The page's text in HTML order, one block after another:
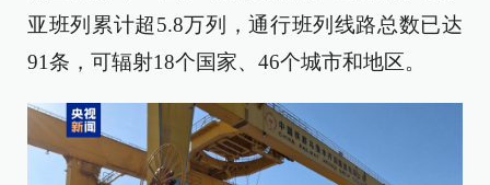
亚班列累计超5.8万列，通行班列线路总数已达
91条，可辐射18个国家、46个城市和地区。